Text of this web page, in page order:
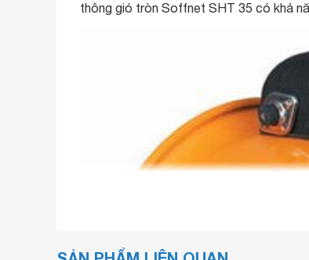
thông gió tròn Soffnet SHT 35 có khả